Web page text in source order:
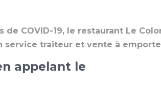
de COVID-19, le restaurant Le
service traiteur et vente à
appelant le